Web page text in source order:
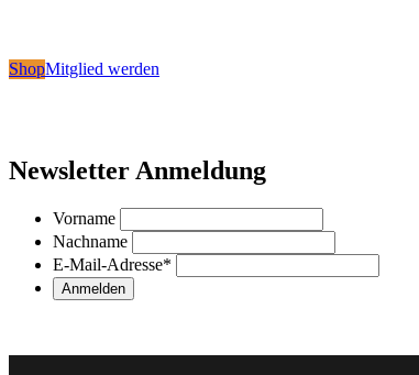
ShopMitglied werden
Newsletter Anmeldung
Vorname
Nachname
E-Mail-Adresse*